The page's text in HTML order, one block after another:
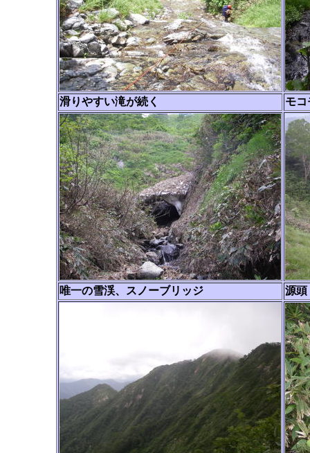
滑りやすい滝が続く モコ
唯一の雪渓、スノーブリッジ 源頭